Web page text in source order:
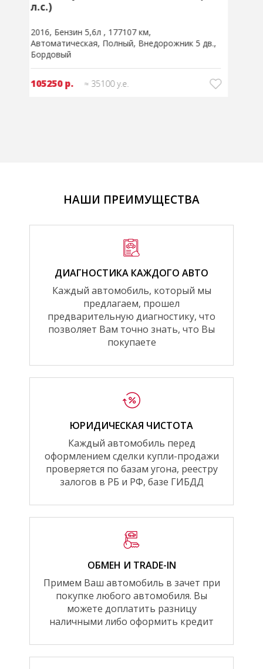
1.5 AT (112 л.с.)
2025 Гибрид 1,5л 7846 км Автоматическая
Передний Внедорожник 5 дв. Серый
100800 р. ≈ 33611 у.е.
НАШИ ПРЕИМУЩЕСТВА
ДИАГНОСТИКА КАЖДОГО АВТО
Каждый автомобиль, который мы
предлагаем, прошел
предварительную диагностику, что
позволяет Вам точно знать, что Вы
покупаете
ЮРИДИЧЕСКАЯ ЧИСТОТА
Каждый автомобиль перед
оформлением сделки купли-продажи
проверяется по базам угона, реестру
залогов в РБ и РФ, базе ГИБДД
ОБМЕН И TRADE-IN
Примем Ваш автомобиль в зачет при
покупке любого автомобиля. Вы
можете доплатить разницу
наличными либо оформить кредит